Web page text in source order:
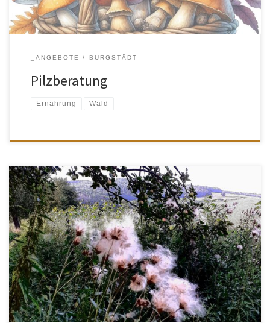
_ANGEBOTE BURGSTÄDT
Pilzberatung
Ernährung Wald
Ich streife gern durch Wald und Flur, um dabei die Schönheit und
Vielfalt der wilden Pflanzen ( Bäume, Sträucher, Kräuter, Pilze…)
zu entdecken. Ich möchte gern alle neugierigen großen und
kleinen, alte und junge Menschen einladen, diese Schätze mit mir
zu finden. Und vielleicht dabei zu erfahren wie Gundelrebe
schmeckt, […]